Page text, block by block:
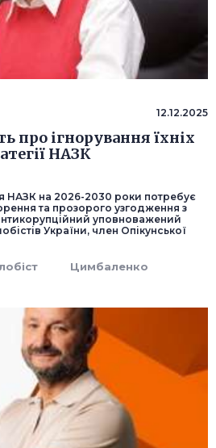
12.12.2025
про ігнорування їхніх
НАЗК
НАЗК на 2026-2030 роки потребує
та прозорого узгодження з
уповноважений
України, член Опікунської
Цимбаленко